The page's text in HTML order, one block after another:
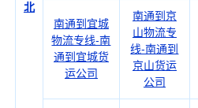
北
南通到宜城
物流专线-南
通到宜城货
运公司
南通到京
山物流专
线-南通到
京山货运
公司